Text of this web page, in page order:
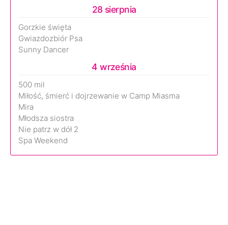
28 sierpnia
Gorzkie święta
Gwiazdozbiór Psa
Sunny Dancer
4 września
500 mil
Miłość, śmierć i dojrzewanie w Camp Miasma
Mira
Młodsza siostra
Nie patrz w dół 2
Spa Weekend